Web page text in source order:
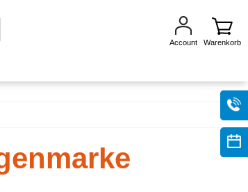
Account Warenkorb